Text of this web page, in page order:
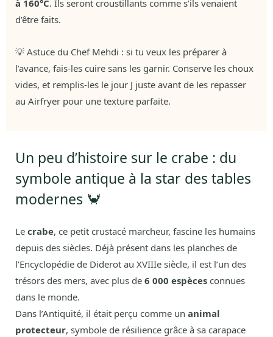
à 160°C. Ils seront croustillants comme s’ils venaient
d’être faits.
💡 Astuce du Chef Mehdi : si tu veux les préparer à
l’avance, fais-les cuire sans les garnir. Conserve les choux
vides, et remplis-les le jour J juste avant de les repasser
au Airfryer pour une texture parfaite.
Un peu d’histoire sur le crabe : du
symbole antique à la star des tables
modernes 🦀
Le crabe, ce petit crustacé marcheur, fascine les humains
depuis des siècles. Déjà présent dans les planches de
l’Encyclopédie de Diderot au XVIIIe siècle, il est l’un des
trésors des mers, avec plus de 6 000 espèces connues
dans le monde.
Dans l’Antiquité, il était perçu comme un animal
protecteur, symbole de résilience grâce à sa carapace